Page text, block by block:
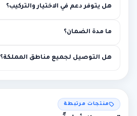
هل يتوفر دعم في الاختيار والتركيب؟
ما مدة الضمان؟
هل التوصيل لجميع مناطق المملكة؟
منتجات مرتبطة